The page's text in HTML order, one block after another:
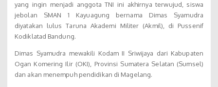
yang ingin menjadi anggota TNI ini akhirnya terwujud, siswa
jebolan SMAN 1 Kayuagung bernama Dimas Syamudra
diyatakan lulus Taruna Akademi Militer (Akmil), di Pussenif
Kodiklatad Bandung.
Dimas Syamudra mewakili Kodam II Sriwijaya dari Kabupaten
Ogan Komering Ilir (OKI), Provinsi Sumatera Selatan (Sumsel)
dan akan menempuh pendidikan di Magelang.